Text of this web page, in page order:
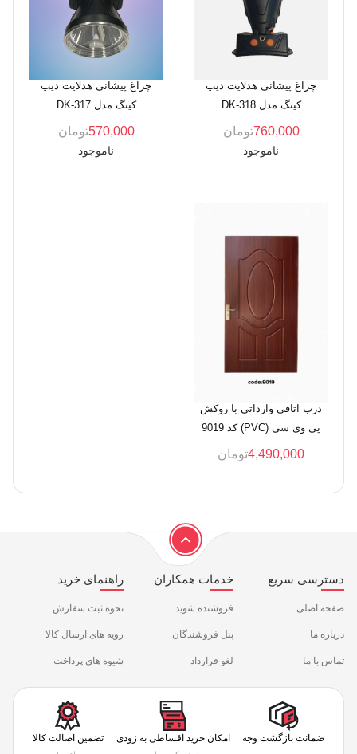
چراغ پیشانی هدلایت دیپ
کینگ مدل DK-318
760,000تومان
ناموجود
چراغ پیشانی هدلایت دیپ
کینگ مدل DK-317
570,000تومان
ناموجود
درب اتاقی وارداتی با روکش
پی وی سی (PVC) کد 9019
4,490,000تومان
دسترسی سریع
صفحه اصلی
درباره ما
تماس با ما
خدمات همکاران
فروشنده شوید
پنل فروشندگان
لغو قرارداد
راهنمای خرید
نحوه ثبت سفارش
رویه های ارسال کالا
شیوه های پرداخت
ضمانت بازگشت وجه امکان خرید اقساطی به زودی تضمین اصالت کالا